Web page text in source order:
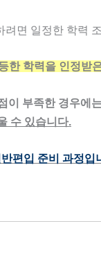
려면 일정한 학력
한 학력을 인정받
이 부족한 경우에
수 있습니다.
편입 준비 과정입